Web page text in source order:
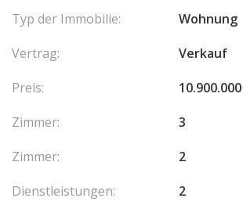
seulement quelques minutes du centre animé
Typ der Immobilie:
Wohnung
Vertrag:
Verkauf
Preis:
Zimmer:
3
Zimmer:
2
Dienstleistungen:
2